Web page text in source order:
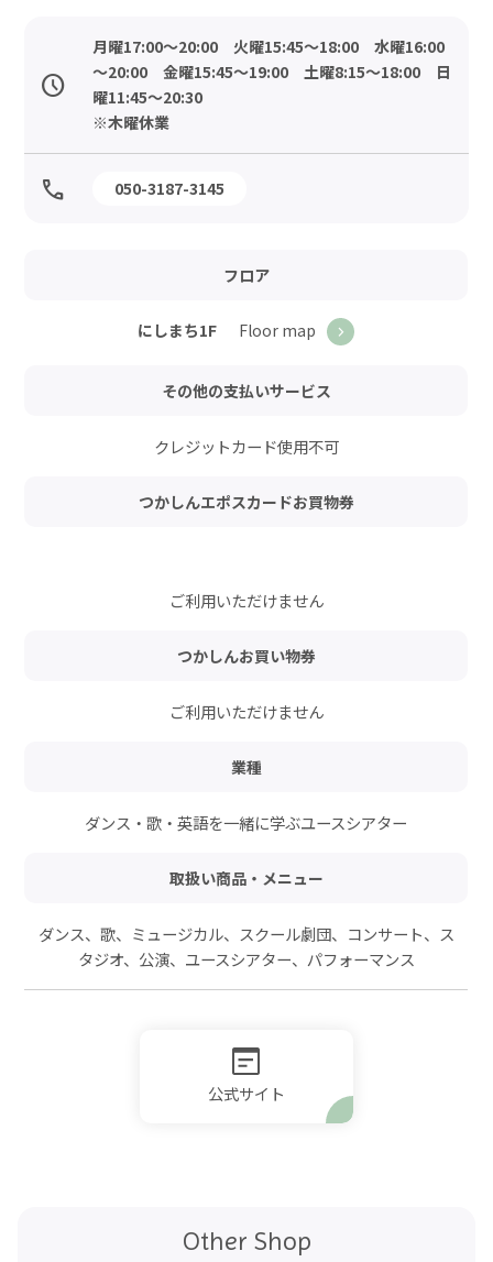
月曜17:00～20:00　火曜15:45～18:00　水曜16:00
～20:00　金曜15:45～19:00　土曜8:15～18:00　日
曜11:45～20:30
※木曜休業
050-3187-3145
フロア
にしまち1F Floor map
その他の支払いサービス
クレジットカード使用不可
つかしんエポスカードお買物券
ご利用いただけません
つかしんお買い物券
ご利用いただけません
業種
ダンス・歌・英語を一緒に学ぶユースシアター
取扱い商品・メニュー
ダンス、歌、ミュージカル、スクール劇団、コンサート、ス
タジオ、公演、ユースシアター、パフォーマンス
公式サイト
Other Shop